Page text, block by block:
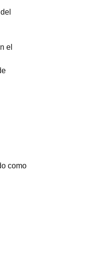
el
como